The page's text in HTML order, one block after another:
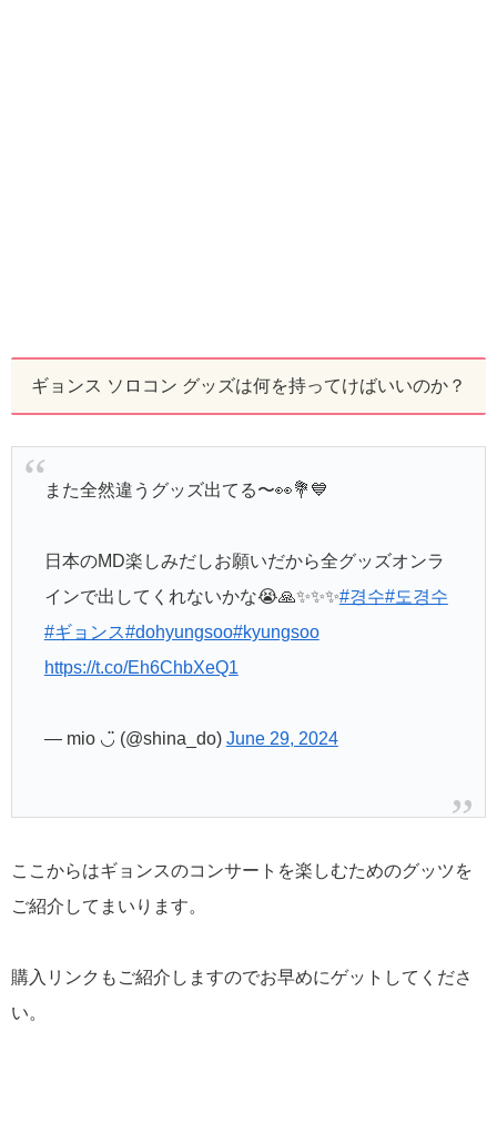
ギョンス ソロコン グッズは何を持ってけばいいのか？
また全然違うグッズ出てる〜👀💐💙
日本のMD楽しみだしお願いだから全グッズオンラ
インで出してくれないかな😭🙏✨✨✨#경수#도경수
#ギョンス#dohyungsoo#kyungsoo
https://t.co/Eh6ChbXeQ1
— mio ◡̈ (@shina_do) June 29, 2024
ここからはギョンスのコンサートを楽しむためのグッツを
ご紹介してまいります。
購入リンクもご紹介しますのでお早めにゲットしてくださ
い。